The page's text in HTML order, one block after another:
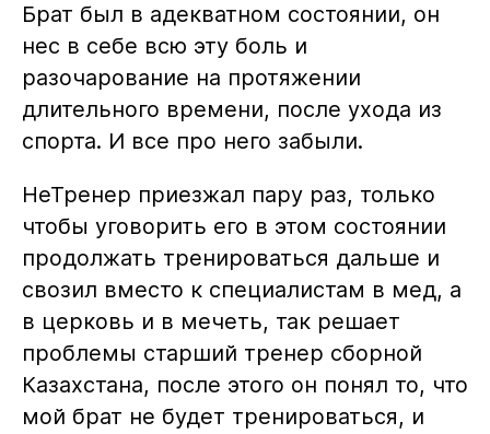
Брат был в адекватном состоянии, он
нес в себе всю эту боль и
разочарование на протяжении
длительного времени, после ухода из
спорта. И все про него забыли.
НеТренер приезжал пару раз, только
чтобы уговорить его в этом состоянии
продолжать тренироваться дальше и
свозил вместо к специалистам в мед, а
в церковь и в мечеть, так решает
проблемы старший тренер сборной
Казахстана, после этого он понял то, что
мой брат не будет тренироваться, и